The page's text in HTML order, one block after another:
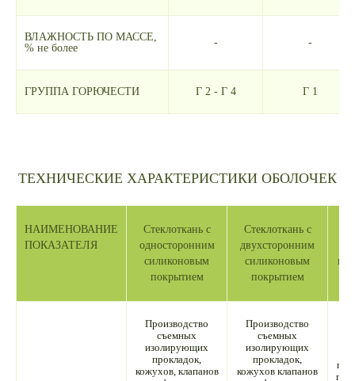
ВЛАЖНОСТЬ ПО МАССЕ,
% не более
- -
ГРУППА ГОРЮЧЕСТИ Г 2 - Г 4 Г 1
ТЕХНИЧЕСКИЕ ХАРАКТЕРИСТИКИ ОБОЛОЧЕК
НАИМЕНОВАНИЕ
ПОКАЗАТЕЛЯ
Стеклоткань с
односторонним
силиконовым
покрытием
Стеклоткань с
двухсторонним
силиконовым
покрытием
Производство
съемных
изолирующих
прокладок,
кожухов, клапанов
Производство
съемных
изолирующих
прокладок,
кожухов клапанов